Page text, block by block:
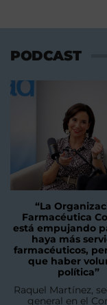
PODCAST
“La
Farmacéutica
está empujando
haya más
farmacéuticos,
que haber
política”
Raquel Martínez,
general en el